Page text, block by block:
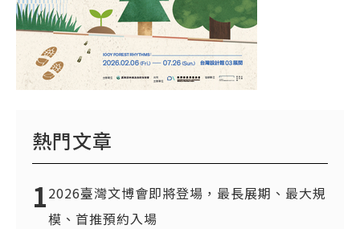
熱門文章
12026臺灣文博會即將登場，最長展期、最大規
模、首推預約入場